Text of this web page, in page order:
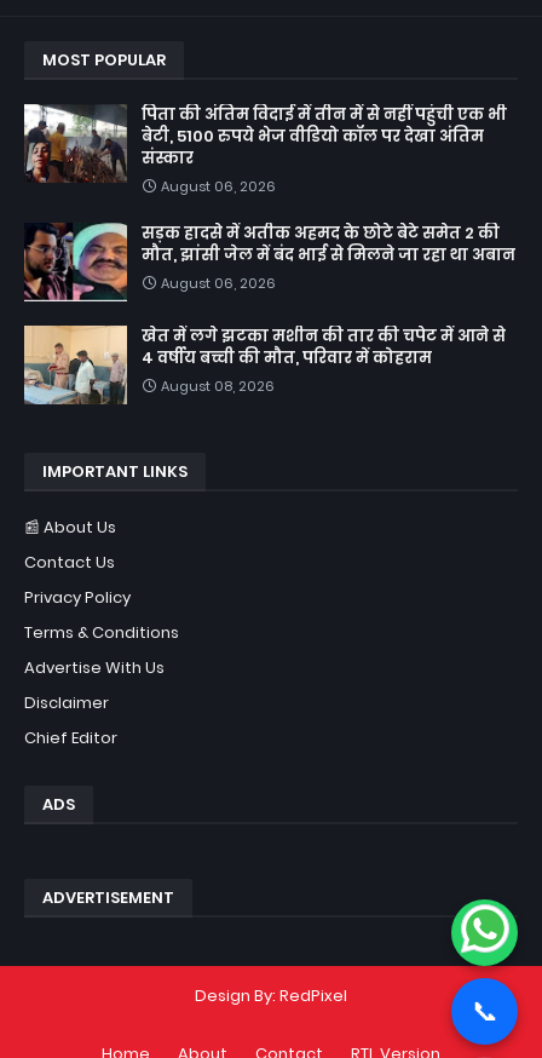
MOST POPULAR
पिता की अंतिम विदाई में तीन में से नहीं पहुंची एक भी
बेटी, 5100 रुपये भेज वीडियो कॉल पर देखा अंतिम
संस्कार
August 06, 2026
सड़क हादसे में अतीक अहमद के छोटे बेटे समेत 2 की
मौत, झांसी जेल में बंद भाई से मिलने जा रहा था अबान
August 06, 2026
खेत में लगे झटका मशीन की तार की चपेट में आने से
4 वर्षीय बच्ची की मौत, परिवार में कोहराम
August 08, 2026
IMPORTANT LINKS
📰 About Us
Contact Us
Privacy Policy
Terms & Conditions
Advertise With Us
Disclaimer
Chief Editor
ADS
ADVERTISEMENT
📞
Design By: RedPixel
Home About Contact RTL Version